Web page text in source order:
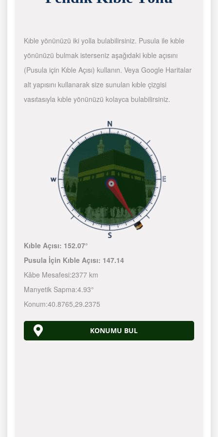
Kıble yönünüzü iki yolla bulabilirsiniz. Pusula ile kıble
yönünüzü bulmak isterseniz aşağıdaki kıble açısını
(Pusula için Kıble Açısı) kullanın. Veya Google Haritalar
alt yapısını kullanarak size sunulan kıble çizgisi
vasıtasıyla kıble yönünüzü kolayca bulabilirsiniz.
Kıble Açısı: 152.07°
Pusula İçin Kıble Açısı: 147.14
Kâbe Mesafesi:2377 km
Manyetik Sapma:4.93°
Konum:40.8765,29.2375
KONUMU BUL